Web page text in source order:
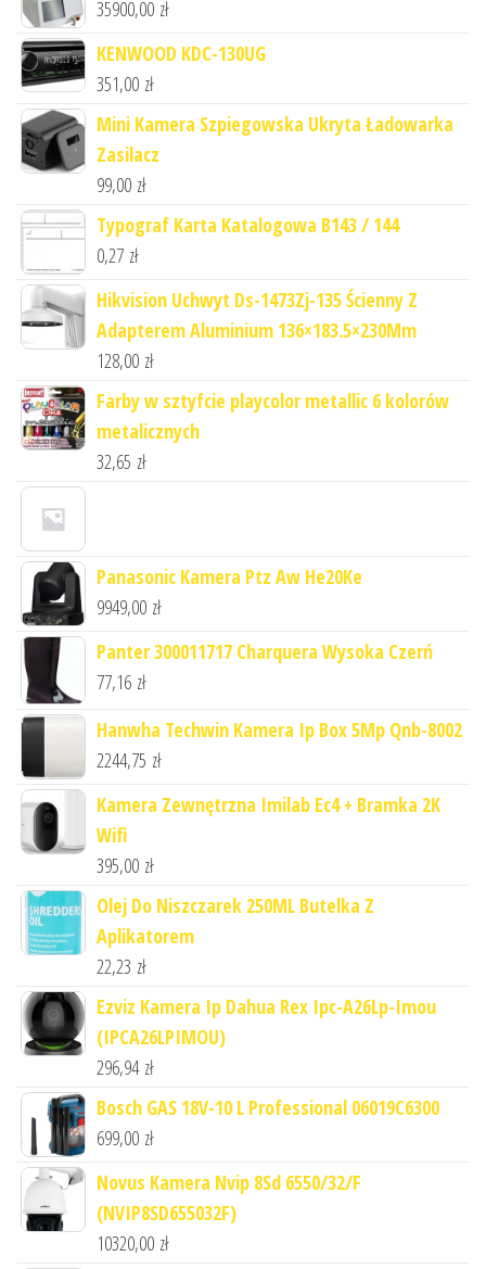
35900,00 zł
KENWOOD KDC-130UG
351,00 zł
Mini Kamera Szpiegowska Ukryta Ładowarka
Zasilacz
99,00 zł
Typograf Karta Katalogowa B143 / 144
0,27 zł
Hikvision Uchwyt Ds-1473Zj-135 Ścienny Z
Adapterem Aluminium 136×183.5×230Mm
128,00 zł
Farby w sztyfcie playcolor metallic 6 kolorów
metalicznych
32,65 zł
Panasonic Kamera Ptz Aw He20Ke
9949,00 zł
Panter 300011717 Charquera Wysoka Czerń
77,16 zł
Hanwha Techwin Kamera Ip Box 5Mp Qnb-8002
2244,75 zł
Kamera Zewnętrzna Imilab Ec4 + Bramka 2K
Wifi
395,00 zł
Olej Do Niszczarek 250ML Butelka Z
Aplikatorem
22,23 zł
Ezviz Kamera Ip Dahua Rex Ipc-A26Lp-Imou
(IPCA26LPIMOU)
296,94 zł
Bosch GAS 18V-10 L Professional 06019C6300
699,00 zł
Novus Kamera Nvip 8Sd 6550/32/F
(NVIP8SD655032F)
10320,00 zł